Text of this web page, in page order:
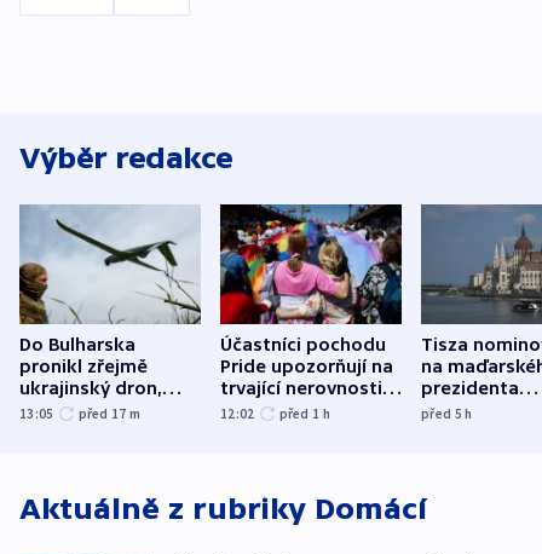
Výběr redakce
Do Bulharska
pronikl zřejmě
ukrajinský dron,
explodoval kilometr
13:05 před 17 m
Účastníci pochodu
Pride upozorňují na
trvající nerovnosti i
společenskou
12:02 před 1 h
Tisza
na
prezidenta
bývalého
před 5h
Aktuálně z rubriky Domácí